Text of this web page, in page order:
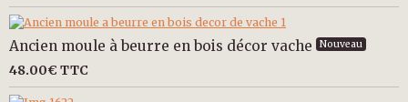
Ancien moule à beurre en bois décor vache Nouveau
48.00€ TTC